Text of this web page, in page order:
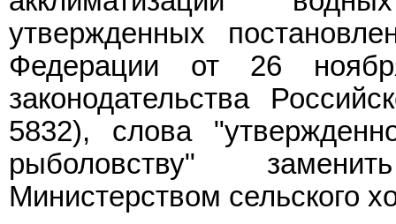
утвержденных
Федерации от 26
законодательства
5832), слова
рыболовству"
Министерством сельского